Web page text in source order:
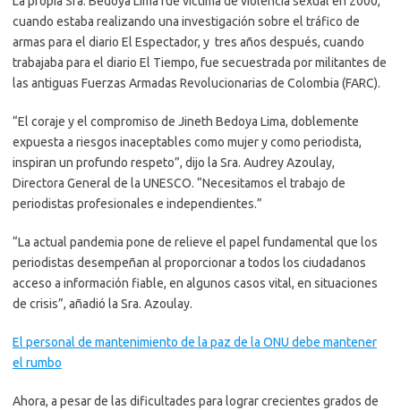
cuando estaba realizando una investigación sobre el tráfico de
armas para el diario El Espectador, y tres años después, cuando
trabajaba para el diario El Tiempo, fue secuestrada por militantes de
las antiguas Fuerzas Armadas Revolucionarias de Colombia (FARC).
“El coraje y el compromiso de Jineth Bedoya Lima, doblemente
expuesta a riesgos inaceptables como mujer y como periodista,
inspiran un profundo respeto”, dijo la Sra. Audrey Azoulay,
Directora General de la UNESCO. “Necesitamos el trabajo de
periodistas profesionales e independientes.”
“La actual pandemia pone de relieve el papel fundamental que los
periodistas desempeñan al proporcionar a todos los ciudadanos
acceso a información fiable, en algunos casos vital, en situaciones
de crisis”, añadió la Sra. Azoulay.
El personal de mantenimiento de la paz de la ONU debe mantener
el rumbo
Ahora, a pesar de las dificultades para lograr crecientes grados de